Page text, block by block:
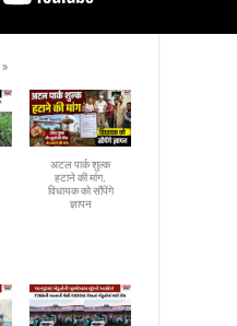
»
अटल पार्क शुल्क
हटाने की मांग,
विधायक को सौंपेंगे
ज्ञापन